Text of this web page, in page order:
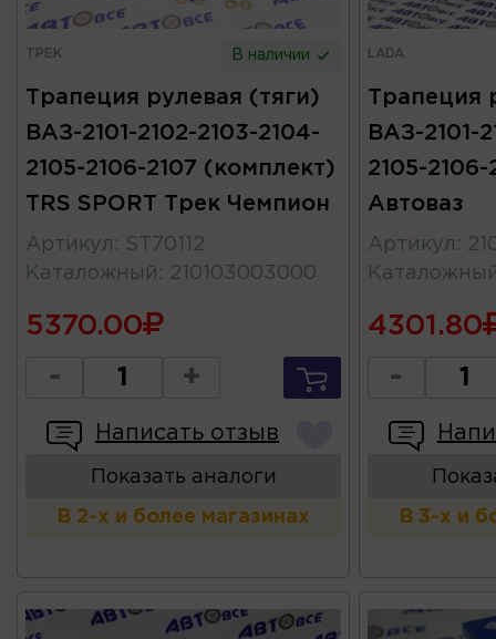
ТРЕК В наличии
Трапеция рулевая (тяги)
ВАЗ-2101-2102-2103-2104-
2105-2106-2107 (комплект)
TRS SPORT Трек Чемпион
Артикул : ST70112
Каталожный : 210103003000
5370.00
- +
Написать отзыв
Показать аналоги
В 2-х и более магазинах
LADA
Трапеция
ВАЗ-2101-
2105-
Автоваз
Артикул :
4301.80
-
В 3-х и